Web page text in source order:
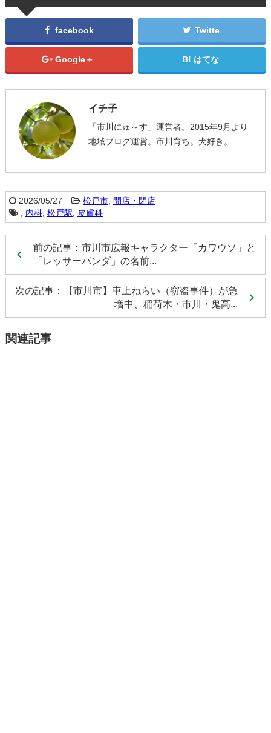
facebook Twitte
Google＋ はてな
イチ子
「市川にゅ～す」運営者。2015年9月より
地域ブログ運営。市川育ち。犬好き。
2026/05/27 松戸市, 開店・閉店
, 内科, 松戸駅 皮膚科
前の記事：市川市広報キャラクター「カワウソ」と
「レッサーパンダ」の名前...
次の記事：【市川市】車上ねらい（窃盗事件）が急
増中、稲荷木・市川・鬼高...
関連記事